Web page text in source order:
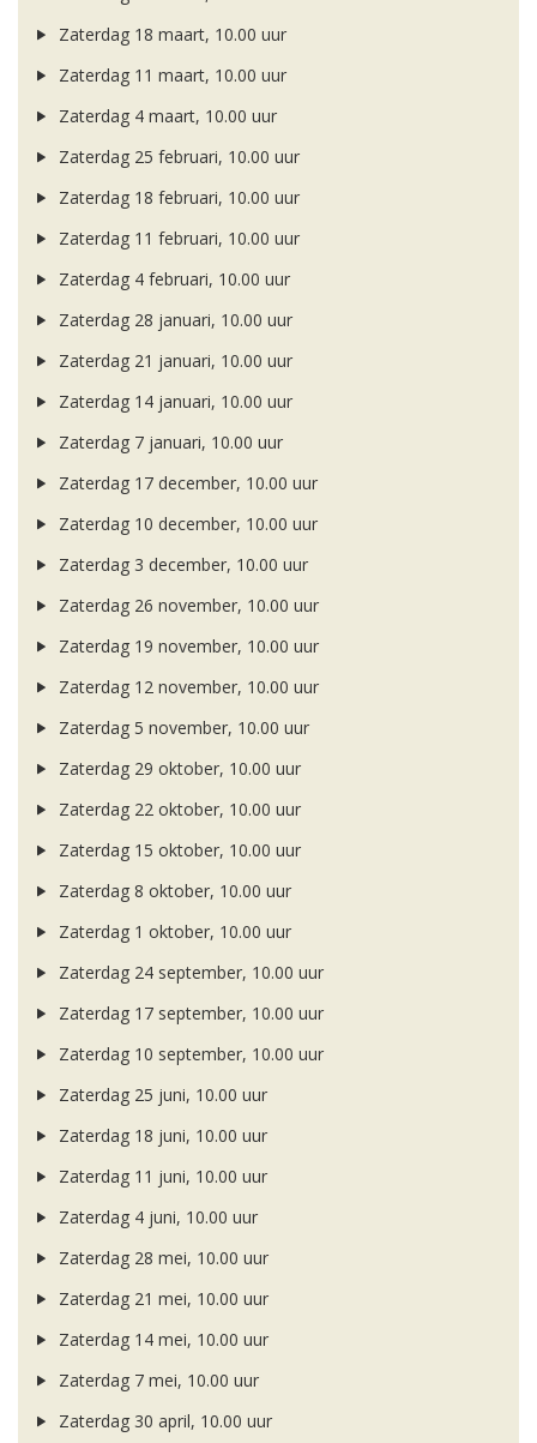
Zaterdag 18 maart, 10.00 uur
Zaterdag 11 maart, 10.00 uur
Zaterdag 4 maart, 10.00 uur
Zaterdag 25 februari, 10.00 uur
Zaterdag 18 februari, 10.00 uur
Zaterdag 11 februari, 10.00 uur
Zaterdag 4 februari, 10.00 uur
Zaterdag 28 januari, 10.00 uur
Zaterdag 21 januari, 10.00 uur
Zaterdag 14 januari, 10.00 uur
Zaterdag 7 januari, 10.00 uur
Zaterdag 17 december, 10.00 uur
Zaterdag 10 december, 10.00 uur
Zaterdag 3 december, 10.00 uur
Zaterdag 26 november, 10.00 uur
Zaterdag 19 november, 10.00 uur
Zaterdag 12 november, 10.00 uur
Zaterdag 5 november, 10.00 uur
Zaterdag 29 oktober, 10.00 uur
Zaterdag 22 oktober, 10.00 uur
Zaterdag 15 oktober, 10.00 uur
Zaterdag 8 oktober, 10.00 uur
Zaterdag 1 oktober, 10.00 uur
Zaterdag 24 september, 10.00 uur
Zaterdag 17 september, 10.00 uur
Zaterdag 10 september, 10.00 uur
Zaterdag 25 juni, 10.00 uur
Zaterdag 18 juni, 10.00 uur
Zaterdag 11 juni, 10.00 uur
Zaterdag 4 juni, 10.00 uur
Zaterdag 28 mei, 10.00 uur
Zaterdag 21 mei, 10.00 uur
Zaterdag 14 mei, 10.00 uur
Zaterdag 7 mei, 10.00 uur
Zaterdag 30 april, 10.00 uur